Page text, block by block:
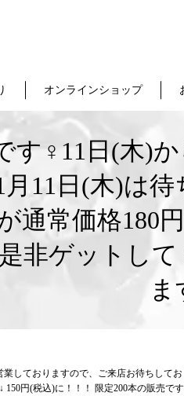
オンラインショップ
す‍♀️11日(木)
11日(木)は
常価格180
非ゲットし
ま
しておりますので、ご来店お待ちして
150円(税込)に！！！ 限定200本の販売